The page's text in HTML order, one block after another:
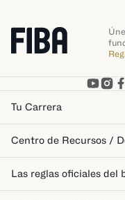
Tu Carrera
Centro de Recursos /
Las reglas oficiales del